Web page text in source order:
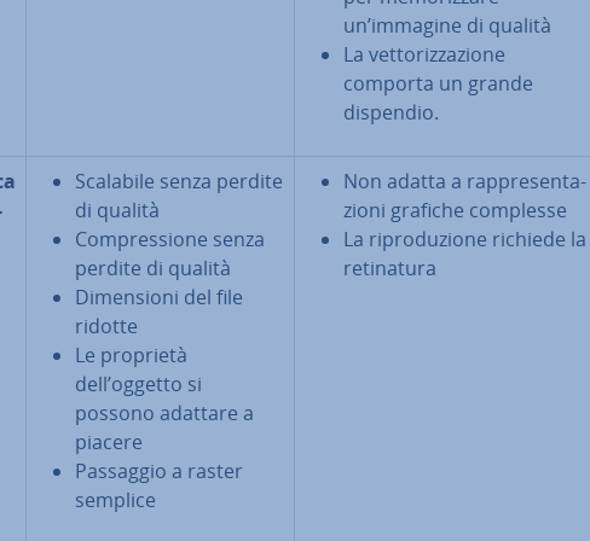
un’immagine di qualità
La vet­to­riz­za­zio­ne
comporta un grande
dispendio.
Scalabile senza perdite
di qualità
Com­pres­sio­ne senza
perdite di qualità
Di­men­sio­ni del file
ridotte
Le proprietà
dell’oggetto si
possono adattare a
piacere
Passaggio a raster
semplice
Non adatta a rap­pre­sen­ta­
zio­ni grafiche complesse
La ri­pro­du­zio­ne richiede la
re­ti­na­tu­ra